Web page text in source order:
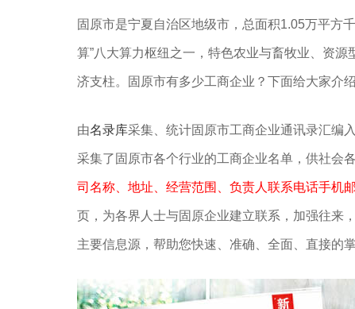
固原市是宁夏自治区地级市‌，总面积1.05万平方
算”八大算力枢纽之一， 特色农业与畜牧业、资源
济支柱。固原市有多少工商企业？下面给大家介
由名录库采集、统计固原市工商企业通讯录汇编
采集了固原市各个行业的工商企业名单，供社会
司名称、地址、经营范围、负责人联系电话手机
页，为各界人士与固原企业建立联系，加强往来
主要信息源，帮助您快速、准确、全面、直接的